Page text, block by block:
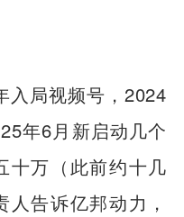
入局视频号，2024
年6月新启动几个
十万（此前约十几
告诉亿邦动力，